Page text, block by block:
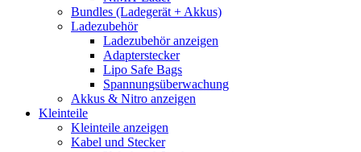
Bundles (Ladegerät + Akkus)
Ladezubehör
Ladezubehör anzeigen
Adapterstecker
Lipo Safe Bags
Spannungsüberwachung
Akkus & Nitro anzeigen
Kleinteile
Kleinteile anzeigen
Kabel und Stecker